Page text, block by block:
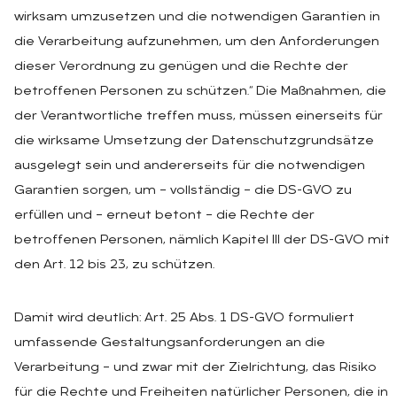
wirksam umzusetzen und die notwendigen Garantien in
die Verarbeitung aufzunehmen, um den Anforderungen
dieser Verordnung zu genügen und die Rechte der
betroffenen Personen zu schützen.“ Die Maßnahmen, die
der Verantwortliche treffen muss, müssen einerseits für
die wirksame Umsetzung der Datenschutzgrundsätze
ausgelegt sein und andererseits für die notwendigen
Garantien sorgen, um – vollständig – die DS-GVO zu
erfüllen und – erneut betont – die Rechte der
betroffenen Personen, nämlich Kapitel III der DS-GVO mit
den Art. 12 bis 23, zu schützen.
Damit wird deutlich: Art. 25 Abs. 1 DS-GVO formuliert
umfassende Gestaltungsanforderungen an die
Verarbeitung – und zwar mit der Zielrichtung, das Risiko
für die Rechte und Freiheiten natürlicher Personen, die in